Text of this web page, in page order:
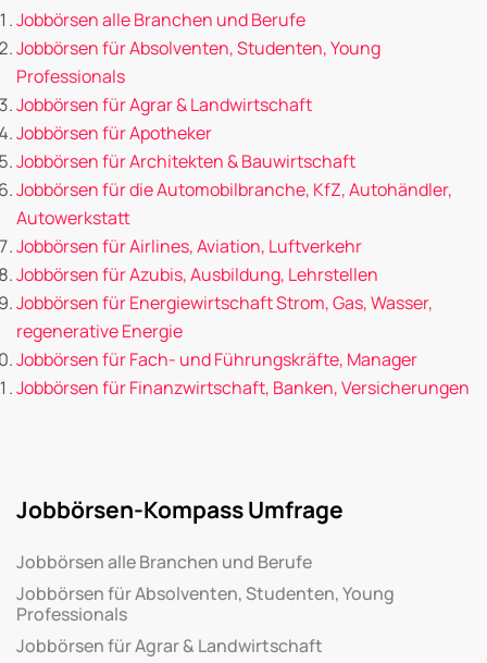
Jobbörsen alle Branchen und Berufe
Jobbörsen für Absolventen, Studenten, Young
Professionals
Jobbörsen für Agrar & Landwirtschaft
Jobbörsen für Apotheker
Jobbörsen für Architekten & Bauwirtschaft
Jobbörsen für die Automobilbranche, KfZ, Autohändler,
Autowerkstatt
Jobbörsen für Airlines, Aviation, Luftverkehr
Jobbörsen für Azubis, Ausbildung, Lehrstellen
Jobbörsen für Energiewirtschaft Strom, Gas, Wasser,
regenerative Energie
Jobbörsen für Fach- und Führungskräfte, Manager
Jobbörsen für Finanzwirtschaft, Banken, Versicherungen
Jobbörsen-Kompass Umfrage
Jobbörsen alle Branchen und Berufe
Jobbörsen für Absolventen, Studenten, Young
Professionals
Jobbörsen für Agrar & Landwirtschaft